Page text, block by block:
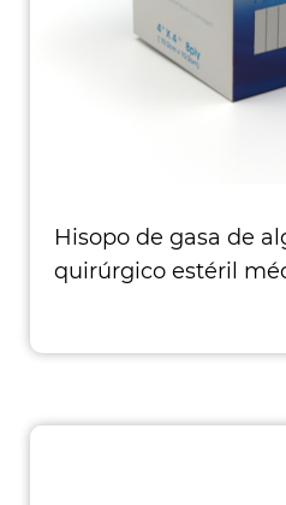
Hisopo de gasa de
quirúrgico estéril